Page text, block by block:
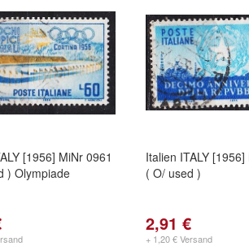
[1956] MiNr 0961
) Olympiade
Italien ITALY
( O/ used )
2,91 €
+ 1,20 € Versand